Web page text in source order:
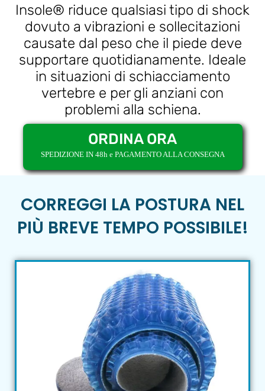
Insole® riduce qualsiasi tipo di shock
dovuto a vibrazioni e sollecitazioni
causate dal peso che il piede deve
supportare quotidianamente. Ideale
in situazioni di schiacciamento
vertebre e per gli anziani con
problemi alla schiena.
ORDINA ORA
SPEDIZIONE IN 48h e PAGAMENTO ALLA CONSEGNA
CORREGGI LA POSTURA NEL
PIÙ BREVE TEMPO POSSIBILE!